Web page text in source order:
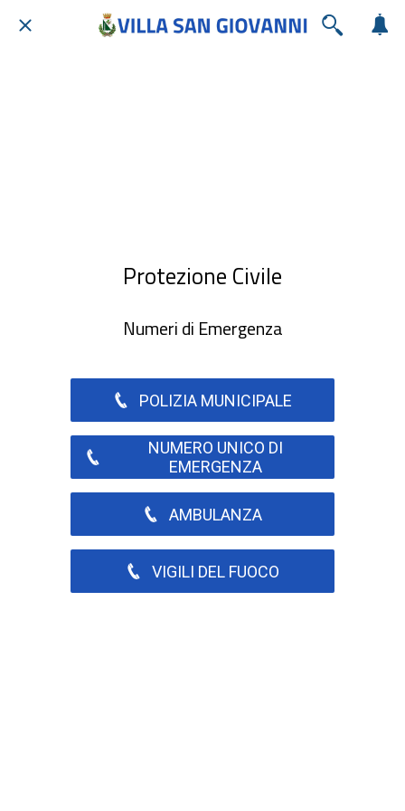
Protezione Civile
Numeri di Emergenza
POLIZIA MUNICIPALE
NUMERO UNICO DI
EMERGENZA
AMBULANZA
VIGILI DEL FUOCO